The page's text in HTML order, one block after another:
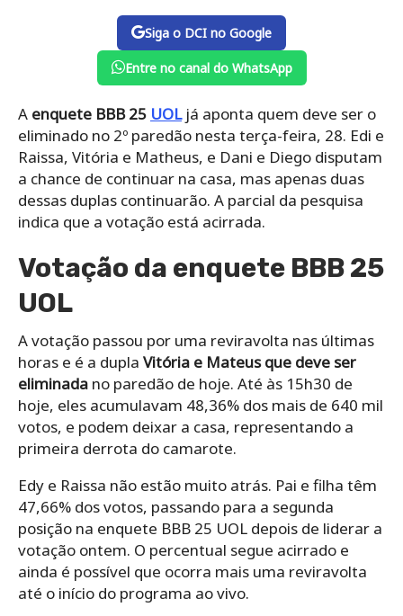
Siga o DCI no Google
Entre no canal do WhatsApp
A enquete BBB 25 UOLjá aponta quem deve ser o
eliminado no 2º paredão nesta terça-feira, 28. Edi e
Raissa, Vitória e Matheus, e Dani e Diego disputam
a chance de continuar na casa, mas apenas duas
dessas duplas continuarão. A parcial da pesquisa
indica que a votação está acirrada.
Votação da enquete BBB 25
UOL
A votação passou por uma reviravolta nas últimas
horas e é a dupla Vitória e Mateus que deve ser
eliminada no paredão de hoje. Até às 15h30 de
hoje, eles acumulavam 48,36% dos mais de 640 mil
votos, e podem deixar a casa, representando a
primeira derrota do camarote.
Edy e Raissa não estão muito atrás. Pai e filha têm
47,66% dos votos, passando para a segunda
posição na enquete BBB 25 UOL depois de liderar a
votação ontem. O percentual segue acirrado e
ainda é possível que ocorra mais uma reviravolta
até o início do programa ao vivo.